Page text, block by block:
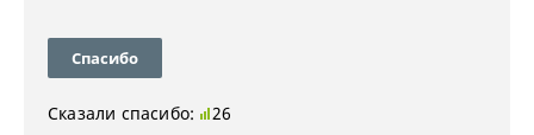
Спасибо
Сказали спасибо: 26